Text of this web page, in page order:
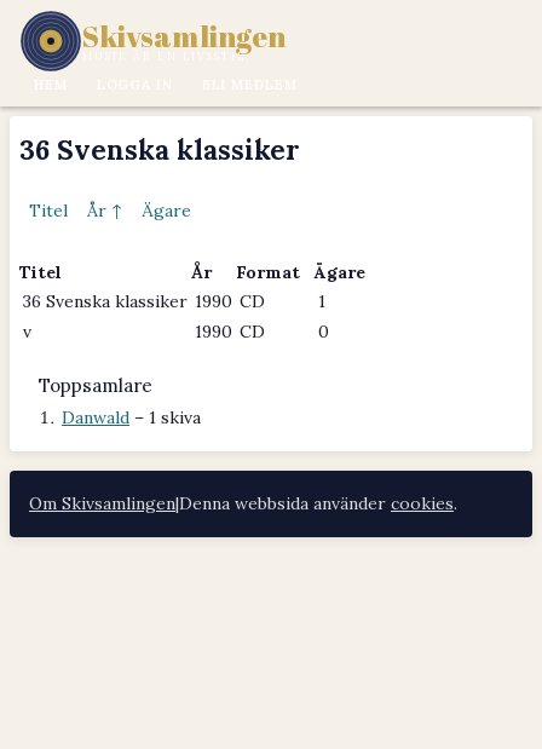
Skivsamlingen
MUSIK ÄR EN LIVSSTIL.
36 Svenska klassiker
Titel År ↑ Ägare
Titel År Format
Ägare
36 Svenska klassiker 1990 CD
1
v
1990 CD 0
Toppsamlare
Danwald – 1 skiva
Om Skivsamlingen|Denna webbsida använder cookies.